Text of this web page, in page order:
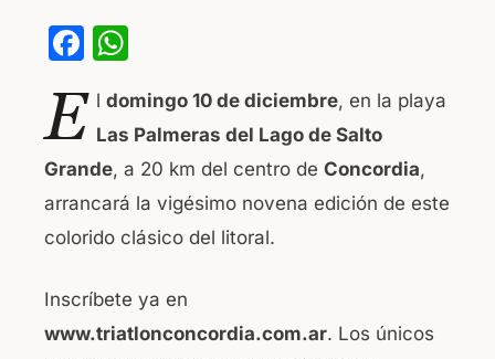
F
c
e
b
o
o
k
at
s
A
p
p
E l domingo 10 de diciembre, en la playa
Las Palmeras del Lago de Salto
Grande, a 20 km del centro de Concordia,
arrancará la vigésimo novena edición de este
colorido clásico del litoral.
Inscríbete ya en
www.triatlonconcordia.com.ar. Los únicos